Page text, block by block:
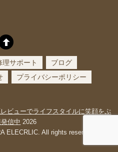
理サポート
ブログ
プライバシーポリシー
ビューでライフスタイルに笑顔をぷ
信中 2026
ELECRLIC. All rights reserved.